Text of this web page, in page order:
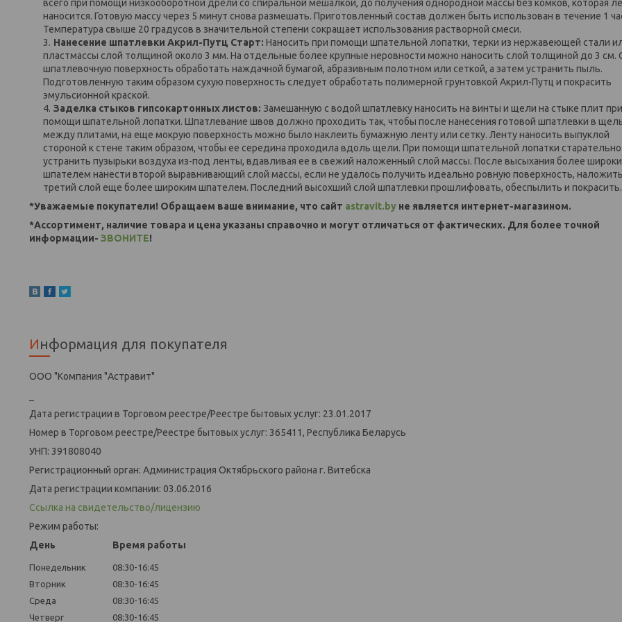
всего при помощи низкооборотной дрели со спиральной мешалкой, до получения однородной массы без комков, которая
наносится. Готовую массу через 5 минут снова размешать. Приготовленный состав должен быть использован в течение 1
Температура свыше 20 градусов в значительной степени сокращает использования растворной смеси.
Нанесение шпатлевки Акрил-Путц Старт: Наносить при помощи шпательной лопатки, терки из нержавеющей стали
пластмассы слой толщиной около 3 мм. На отдельные более крупные неровности можно наносить слой толщиной до 3 см.
шпатлевочную поверхность обработать наждачной бумагой, абразивным полотном или сеткой, а затем устранить пыль.
Подготовленную таким образом сухую поверхность следует обработать полимерной грунтовкой Акрил-Путц и покрасить
эмульсионной краской.
Заделка стыков гипсокартонных листов: Замешанную с водой шпатлевку наносить на винты и щели на стыке плит при
помощи шпательной лопатки. Шпатлевание швов должно проходить так, чтобы после нанесения готовой шпатлевки в
между плитами, на еще мокрую поверхность можно было наклеить бумажную ленту или сетку. Ленту наносить выпуклой
стороной к стене таким образом, чтобы ее середина проходила вдоль щели. При помощи шпательной лопатки старательно
устранить пузырьки воздуха из-под ленты, вдавливая ее в свежий наложенный слой массы. После высыхания более
шпателем нанести второй выравнивающий слой массы, если не удалось получить идеально ровную поверхность, наложить
третий слой еще более широким шпателем. Последний высохший слой шпатлевки прошлифовать, обеспылить и покрасить.
*Уважаемые покупатели! Обращаем ваше внимание, что сайт astravit.by не является интернет-магазином.
*Ассортимент, наличие товара и цена указаны справочно и могут отличаться от фактических. Для более точной
информации- ЗВОНИТЕ!
Информация для покупателя
ООО "Компания "Астравит"
Дата регистрации в Торговом реестре/Реестре бытовых услуг: 23.01.2017
Номер в Торговом реестре/Реестре бытовых услуг: 365411, Республика Беларусь
УНП: 391808040
Регистрационный орган: Администрация Октябрьского района г. Витебска
Дата регистрации компании: 03.06.2016
Ссылка на свидетельство/лицензию
Режим работы:
День
Время работы
Понедельник
08:30-16:45
Вторник
08:30-16:45
Среда
08:30-16:45
Четверг
08:30-16:45